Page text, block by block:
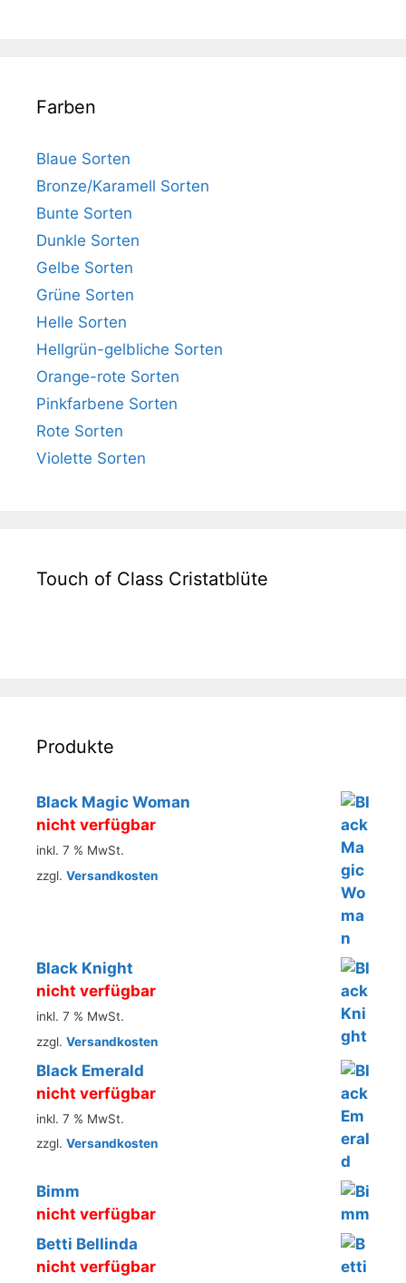
Farben
Blaue Sorten
Bronze/Karamell Sorten
Bunte Sorten
Dunkle Sorten
Gelbe Sorten
Grüne Sorten
Helle Sorten
Hellgrün-gelbliche Sorten
Orange-rote Sorten
Pinkfarbene Sorten
Rote Sorten
Violette Sorten
Touch of Class Cristatblüte
Produkte
Black Magic Woman
nicht verfügbar
inkl. 7 % MwSt.
zzgl. Versandkosten
Black Knight
nicht verfügbar
inkl. 7 % MwSt.
zzgl. Versandkosten
Black Emerald
nicht verfügbar
inkl. 7 % MwSt.
zzgl. Versandkosten
Bimm
nicht verfügbar
Betti Bellinda
nicht verfügbar